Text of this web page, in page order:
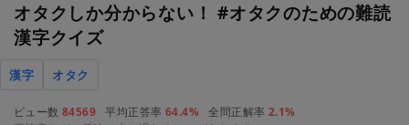
オタクしか分からない！ #オタクのための難読
漢字クイズ
漢字 オタク
ビュー数 84569 平均正答率 64.4% 全問正解率 2.1%